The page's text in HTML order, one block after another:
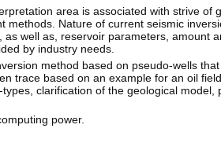
area is associated with strive of
Nature of current seismic
well as, reservoir parameters, amount
by industry needs.
method based on pseudo-wells
trace based on an example for an oil
clarification of the geological
power.